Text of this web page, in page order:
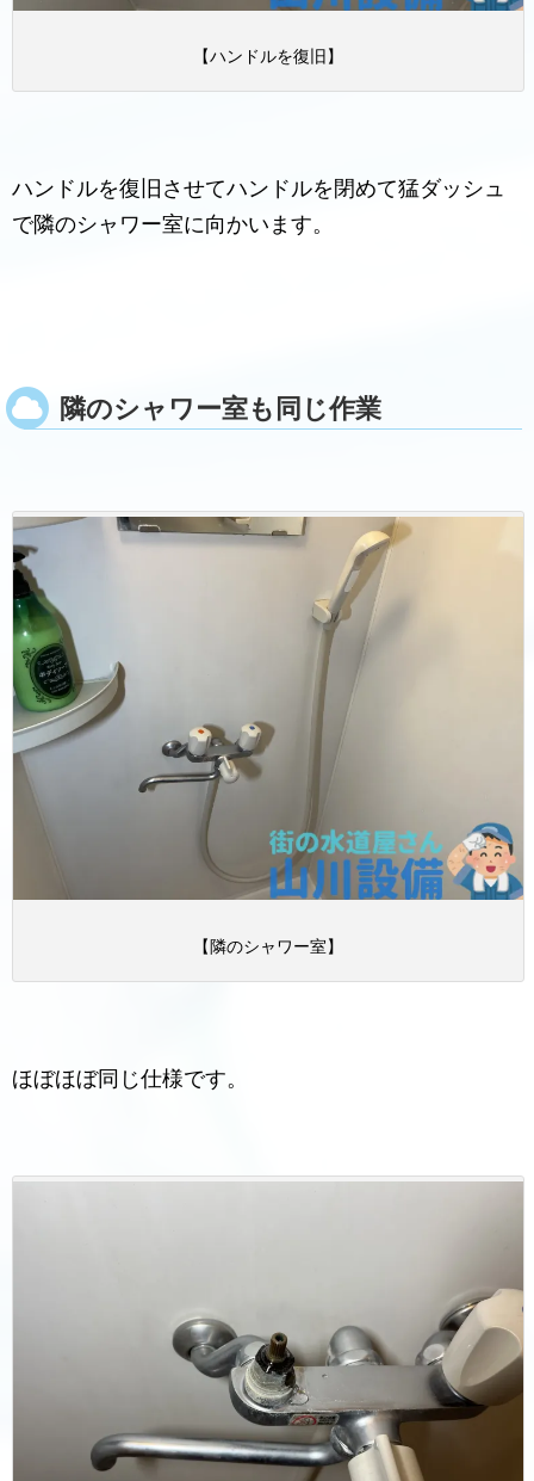
【ハンドルを復旧】
ハンドルを復旧させてハンドルを閉めて猛ダッシュ
で隣のシャワー室に向かいます。
隣のシャワー室も同じ作業
【隣のシャワー室】
ほぼほぼ同じ仕様です。